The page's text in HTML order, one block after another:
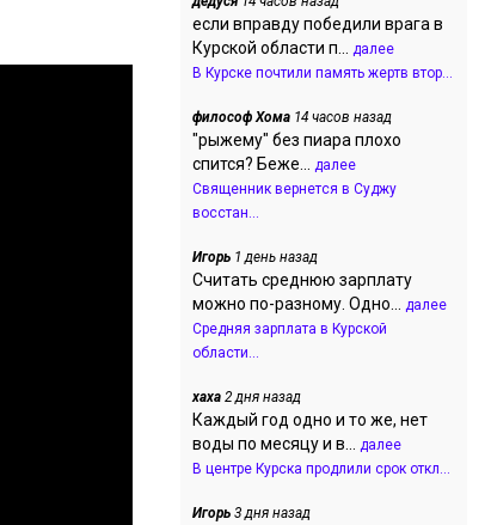
если вправду победили врага в
Курской области п... далее
В Курске почтили память жертв втор...
философ Хома 14 часов назад
"рыжему" без пиара плохо
спится? Беже... далее
Священник вернется в Суджу
восстан...
Игорь 1 день назад
Считать среднюю зарплату
можно по-разному. Одно... далее
Средняя зарплата в Курской
области...
хаха 2 дня назад
Каждый год одно и то же, нет
воды по месяцу и в... далее
В центре Курска продлили срок откл...
Игорь 3 дня назад